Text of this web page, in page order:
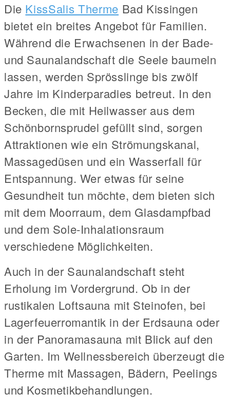
Die KissSalis Therme Bad Kissingen
bietet ein breites Angebot für Familien.
Während die Erwachsenen in der Bade-
und Saunalandschaft die Seele baumeln
lassen, werden Sprösslinge bis zwölf
Jahre im Kinderparadies betreut. In den
Becken, die mit Heilwasser aus dem
Schönbornsprudel gefüllt sind, sorgen
Attraktionen wie ein Strömungskanal,
Massagedüsen und ein Wasserfall für
Entspannung. Wer etwas für seine
Gesundheit tun möchte, dem bieten sich
mit dem Moorraum, dem Glasdampfbad
und dem Sole-Inhalationsraum
verschiedene Möglichkeiten.
Auch in der Saunalandschaft steht
Erholung im Vordergrund. Ob in der
rustikalen Loftsauna mit Steinofen, bei
Lagerfeuerromantik in der Erdsauna oder
in der Panoramasauna mit Blick auf den
Garten. Im Wellnessbereich überzeugt die
Therme mit Massagen, Bädern, Peelings
und Kosmetikbehandlungen.